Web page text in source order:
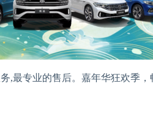
专业的售后。嘉年华狂欢季，